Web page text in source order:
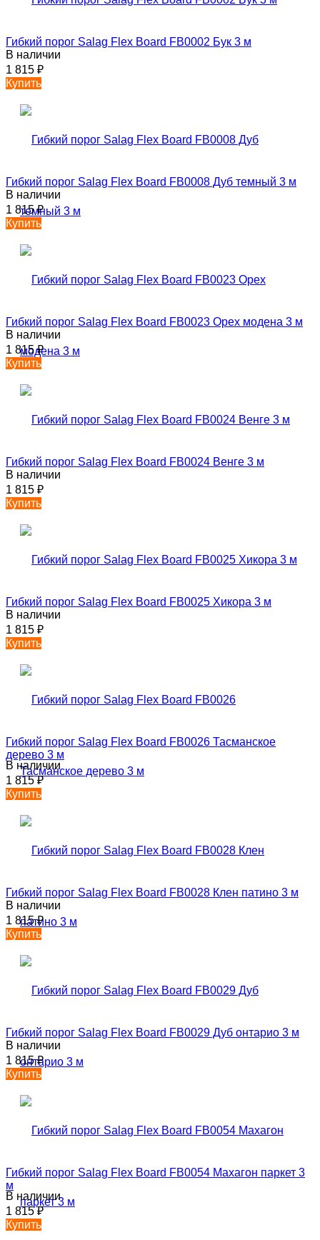
Гибкий порог Salag Flex Board FB0002 Бук 3 м
В наличии
1 815 ₽
Купить
Гибкий порог Salag Flex Board FB0008 Дуб темный 3 м
В наличии
1 815₽
Купить
Гибкий порог Salag Flex Board FB0023 Орех модена 3 м
В наличии
1 815₽
Купить
Гибкий порог Salag Flex Board FB0024 Венге 3 м
В наличии
1 815 ₽
Купить
Гибкий порог Salag Flex Board FB0025 Хикора 3 м
В наличии
1 815 ₽
Купить
Гибкий порог Salag Flex Board FB0026 Тасманское
дерево 3 м
В наличии
1 815₽
Купить
Гибкий порог Salag Flex Board FB0028 Клен патино 3 м
В наличии
1 815₽
Купить
Гибкий порог Salag Flex Board FB0029 Дуб онтарио 3 м
В наличии
1 815₽
Купить
Гибкий порог Salag Flex Board FB0054 Махагон паркет 3
м
В наличии
1 815₽
Купить